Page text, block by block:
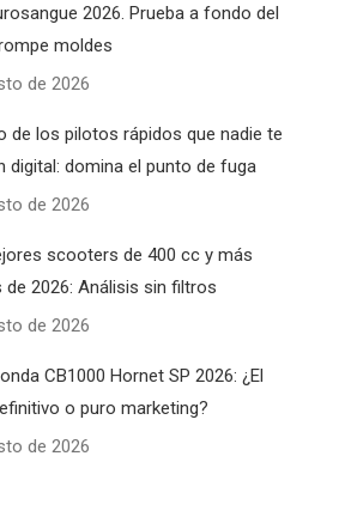
2026. Prueba a fondo del
moldes
de 2026
de los pilotos rápidos que nadie te
digital: domina el punto de fuga
de 2026
scooters de 400 cc y más
2026: Análisis sin filtros
de 2026
CB1000 Hornet SP 2026: ¿El
o puro marketing?
de 2026